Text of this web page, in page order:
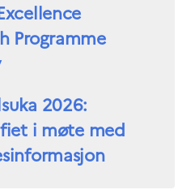
Programme
2026:
i møte med